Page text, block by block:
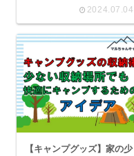
2024.07.04
【キャンプグッズ】家の少